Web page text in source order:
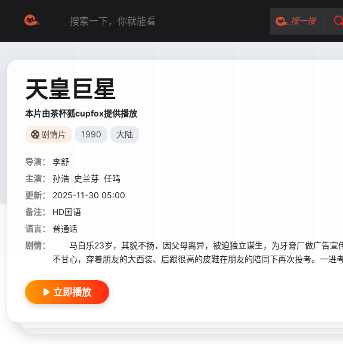
搜一搜
天皇巨星
本片由茶杯狐cupfox提供播放
剧情片 1990 大陆
导演：
李舒
主演：
孙浩 史兰芽 任鸣
更新：
2025-11-30 05:00
备注：
HD国语
语言：
普通话
剧情：
马自乐23岁，其貌不扬，因父母离异，被迫独立谋生，为牙膏厂做广告宣
不甘心，穿着朋友的大西装、后跟很高的皮鞋在朋友的陪同下再次投考。一进
立即播放